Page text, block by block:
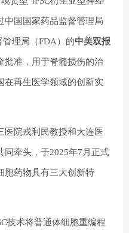
中国国家药品监督管理局
管理局（FDA）的中美双报
批准，用于脊髓损伤的治
在再生医学领域的创新实
医院戎利民教授和大连医
同牵头，于2025年7月正式
胞药物具有三大创新特
技术将普通体细胞重编程